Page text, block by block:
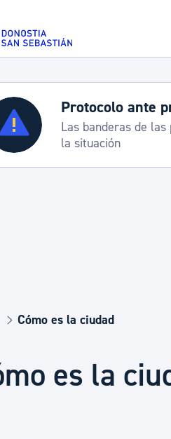
principal
Padrón y asuntos personales
Seguridad ciudadana y
Salud Pública, animales y
Semana
8-15 agosto
Cómo es la ciudad
es la